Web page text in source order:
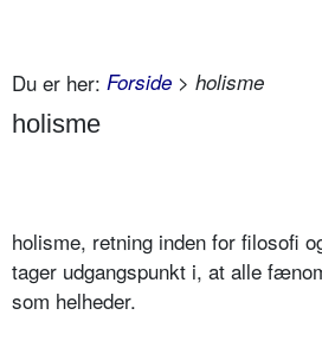
Du er her: Forside > holisme
holisme
holisme, retning inden for filosofi
tager udgangspunkt i, at alle
som helheder.